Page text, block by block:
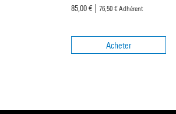
85,00 €
76,50 €Adhérent
Acheter